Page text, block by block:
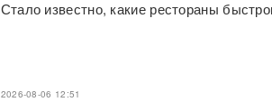
Стало известно, какие рестораны
2026-08-06 12:51